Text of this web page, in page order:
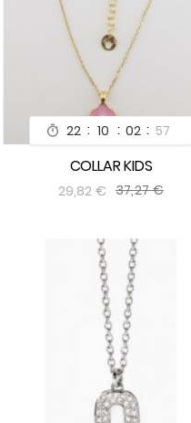
 22 : 10 : 02 : 55
 
COLLAR KIDS
29,82 € 37,27 €